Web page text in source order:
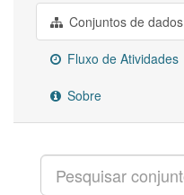
Conjuntos de dados
Fluxo de Atividades
Sobre